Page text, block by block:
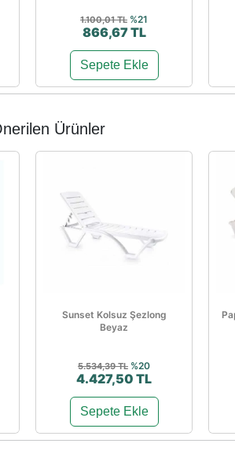
1.100,01 TL %21
866,67 TL
Sepete Ekle
Ürünler
Sunset Kolsuz Şezlong
Beyaz
5.534,39 TL %20
4.427,50 TL
Sepete Ekle